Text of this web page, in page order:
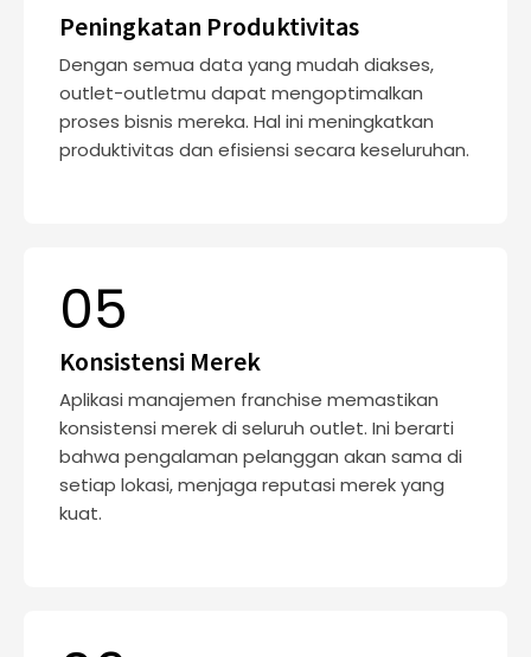
Peningkatan Produktivitas
Dengan semua data yang mudah diakses,
outlet-outletmu dapat mengoptimalkan
proses bisnis mereka. Hal ini meningkatkan
produktivitas dan efisiensi secara keseluruhan.
05
Konsistensi Merek
Aplikasi manajemen franchise memastikan
konsistensi merek di seluruh outlet. Ini berarti
bahwa pengalaman pelanggan akan sama di
setiap lokasi, menjaga reputasi merek yang
kuat.